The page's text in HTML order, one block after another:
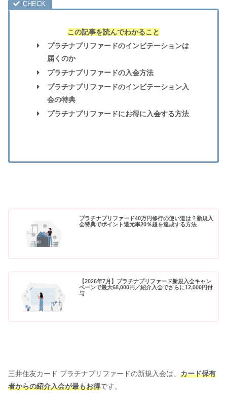
この記事を読んでわかること
プラチナプリファードのインビテーションは
届くのか
プラチナプリファードの入会方法
プラチナプリファードのインビテーション入
会の特典
プラチナプリファードにお得に入会する方法
プラチナプリファード40万円修行の使い道は？新規入
会特典でポイント還元率20％超を達成する方法
【2026年7月】プラチナプリファード新規入会キャン
ペーンで最大68,000円／紹介入会でさらに12,000円付
与
三井住友カード プラチナプリファードの新規入会は、 カード保有
者からの紹介入会が最もお得です。